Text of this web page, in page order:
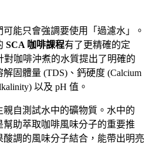
能只會強調要使用「過濾水」。
SCA 咖啡課程有了更精確的定
對咖啡沖煮的水質提出了明確的
固體量 (TDS)、鈣硬度 (Calcium
以及 pH 值。
自測試水中的礦物質。水中的
幫助萃取咖啡風味分子的重要推
調的風味分子結合，能帶出明亮